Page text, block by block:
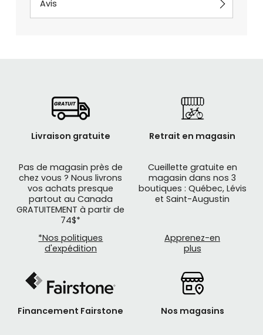
Avis
Livraison gratuite
Pas de magasin près de
chez vous ? Nous livrons
vos achats presque
partout au Canada
GRATUITEMENT à partir de
74$*
*Nos politiques
d'expédition
Retrait en magasin
Cueillette gratuite en
magasin dans nos 3
boutiques : Québec, Lévis
et Saint-Augustin
Apprenez-en
plus
Financement Fairstone Nos magasins